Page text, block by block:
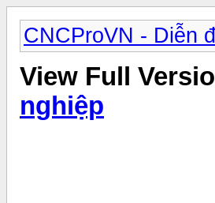
CNCProVN - Diễn
View Full
nghiệp